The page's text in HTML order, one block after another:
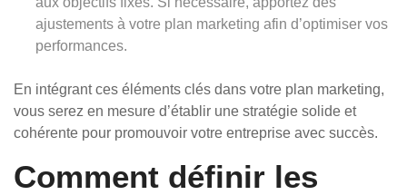
ajustements à votre plan marketing afin d’optimiser vos
performances.
En intégrant ces éléments clés dans votre plan marketing,
vous serez en mesure d’établir une stratégie solide et
cohérente pour promouvoir votre entreprise avec succès.
Comment définir les